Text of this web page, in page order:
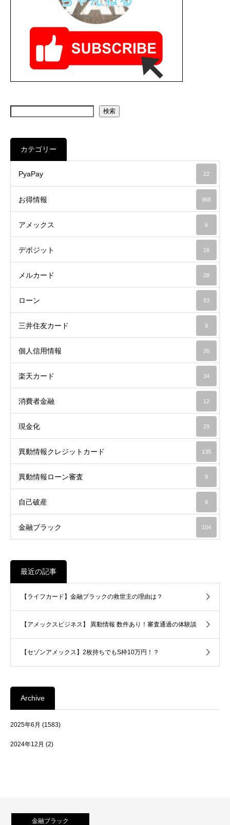
検索
カテゴリー
PyaPay 22
お得情報 968
アメックス 6
デポジット 16
メルカード 28
ローン 83
三井住友カード 9
個人信用情報 26
楽天カード 34
消費者金融 12
現金化 29
異動情報クレジットカード 135
異動情報ローン審査 9
自己破産 9
金融ブラック 104
最近の記事
【ライフカード】金融ブラックの救世主の理由は？
【アメックスビジネス】 異動情報 数件あり！審査通過の体験談
【セゾンアメックス】2枚持ちでもS枠10万円！？
Archive
2025年6月 (1583)
2024年12月 (2)
金融ブラック